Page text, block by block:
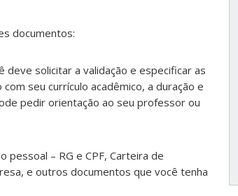
documentos:
deve solicitar a validação e especificar as
seu currículo acadêmico, a duração e
pedir orientação ao seu professor ou
– RG e CPF, Carteira de
e outros documentos que você tenha